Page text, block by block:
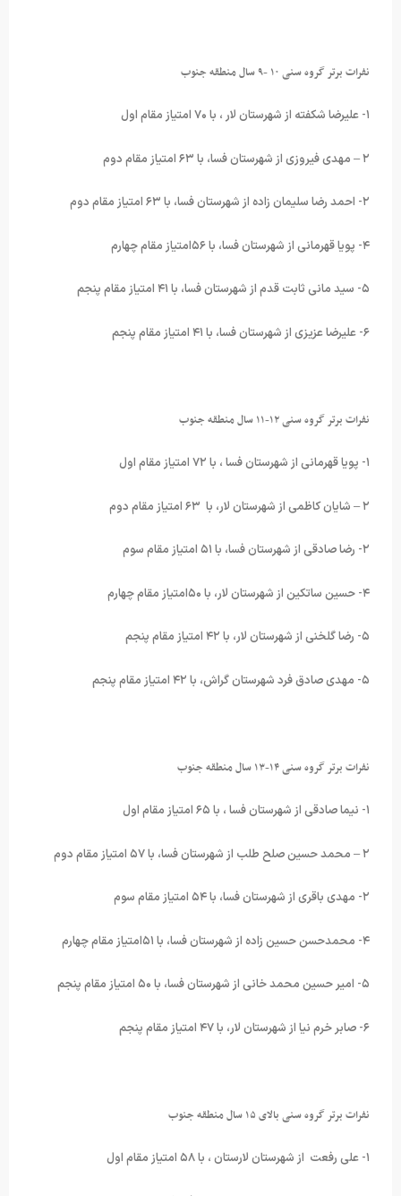
نفرات برتر گروه سنی ۱۰ -۹ سال منطقه جنوب
۲ – مهدی فیروزی از شهرستان فسا، با ۶۳ امتیاز مقام دوم
۲- احمد رضا سلیمان زاده از شهرستان فسا، با ۶۳ امتیاز مقام دوم
۴- پویا قهرمانی از شهرستان فسا، با ۵۶امتیاز مقام چهارم
۵- سید مانی ثابت قدم از شهرستان فسا، با ۴۱ امتیاز مقام پنجم
۶- علیرضا عزیزی از شهرستان فسا، با ۴۱ امتیاز مقام پنجم
نفرات برتر گروه سنی ۱۲-۱۱ سال منطقه جنوب
۲ – شایان کاظمی از شهرستان لار، با ۶۳ امتیاز مقام دوم
۲- رضا صادقی از شهرستان فسا، با ۵۱ امتیاز مقام سوم
۴- حسین ساتکین از شهرستان لار، با ۵۰امتیاز مقام چهارم
۵- رضا گلخنی از شهرستان لار، با ۴۲ امتیاز مقام پنجم
۵- مهدی صادق فرد شهرستان گراش، با ۴۲ امتیاز مقام پنجم
نفرات برتر گروه سنی ۱۴-۱۳ سال منطقه جنوب
۲ – محمد حسین صلح طلب از شهرستان فسا، با ۵۷ امتیاز مقام دوم
۲- مهدی باقری از شهرستان فسا، با ۵۴ امتیاز مقام سوم
۴- محمدحسن حسین زاده از شهرستان فسا، با ۵۱امتیاز مقام چهارم
۵- امیر حسین محمد خانی از شهرستان فسا، با ۵۰ امتیاز مقام پنجم
۶- صابر خرم نیا از شهرستان لار، با ۴۷ امتیاز مقام پنجم
نفرات برتر گروه سنی بالای ۱۵ سال منطقه جنوب